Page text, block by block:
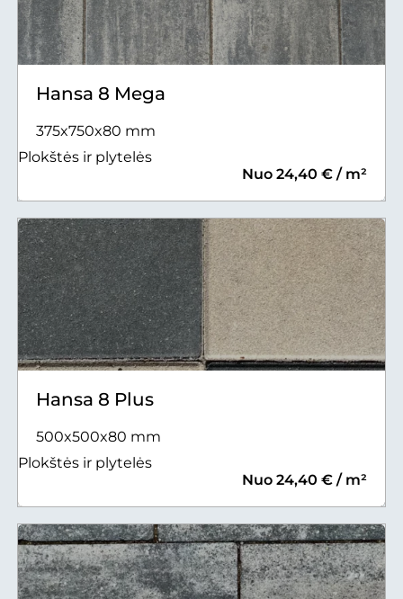
Hansa 8 Mega
375x750x80 mm
Plokštės ir plytelės
Nuo 24,40 € / m²
Hansa 8 Plus
500x500x80 mm
Plokštės ir plytelės
Nuo 24,40 € / m²